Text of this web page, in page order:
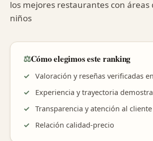
los mejores restaurantes con áreas
niños
⚖️Cómo elegimos este ranking
Valoración y reseñas verificadas
Experiencia y trayectoria
Transparencia y atención al cliente
Relación calidad-precio